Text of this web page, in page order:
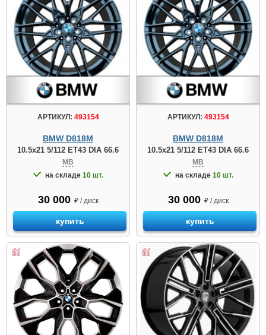
АРТИКУЛ: 493154
BMW D818M
10.5x21 5/112 ET43 DIA 66.6
MB
на складе 10 шт.
30 000 ₽ / диск
купить
АРТИКУЛ: 493154
BMW D818M
10.5x21 5/112 ET43 DIA 66.6
MB
на складе 10 шт.
30 000 ₽ / диск
купить